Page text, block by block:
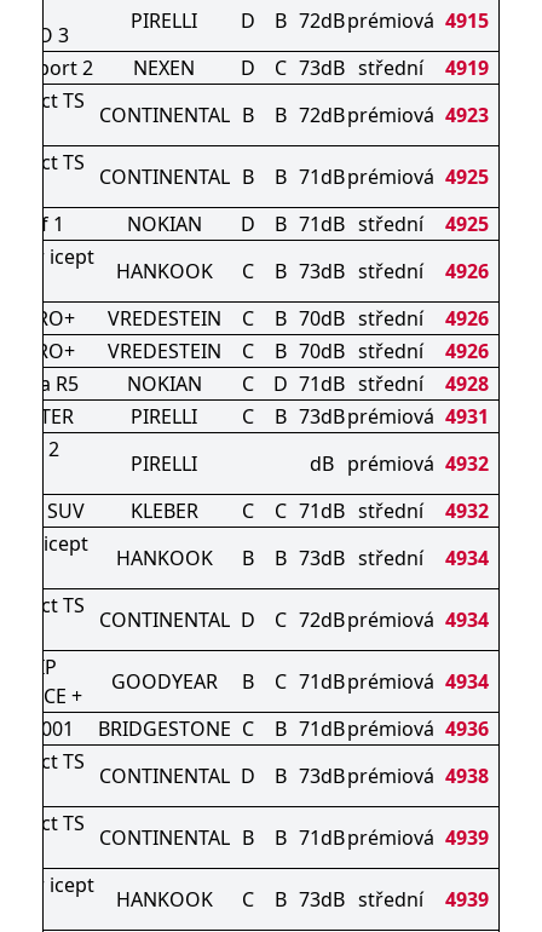
3
PIRELLI D B 72dBprémiová 4915
Sport 2
NEXEN D C 73dB střední
4919
TS
CONTINENTAL B B 72dBprémiová 4923
TS
CONTINENTAL B B 71dBprémiová 4925
1
NOKIAN D B 71dB střední
4925
icept
HANKOOK C B 73dB střední
4926
PRO+
VREDESTEIN C B 70dB střední
4926
PRO+
VREDESTEIN C B 70dB střední
4926
R5
NOKIAN C D 71dB střední
4928
PIRELLI C B 73dBprémiová 4931
2
PIRELLI dB prémiová 4932
HP3 SUV
KLEBER C C 71dB střední
4932
icept
HANKOOK B B 73dB střední
4934
TS
CONTINENTAL D C 72dBprémiová 4934
+
GOODYEAR B C 71dBprémiová 4934
LM001
BRIDGESTONE C B 71dBprémiová 4936
TS
CONTINENTAL D B 73dBprémiová 4938
TS
CONTINENTAL B B 71dBprémiová 4939
icept
HANKOOK C B 73dB střední
4939